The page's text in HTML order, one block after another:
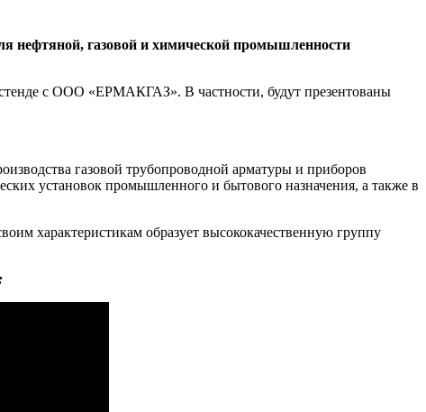
нефтяной, газовой и химической промышленности
с ООО «ЕРМАКГАЗ». В частности, будут презентованы
газовой трубопроводной арматуры и приборов
установок промышленного и бытового назначения, а также в
характеристикам образует высококачественную группу